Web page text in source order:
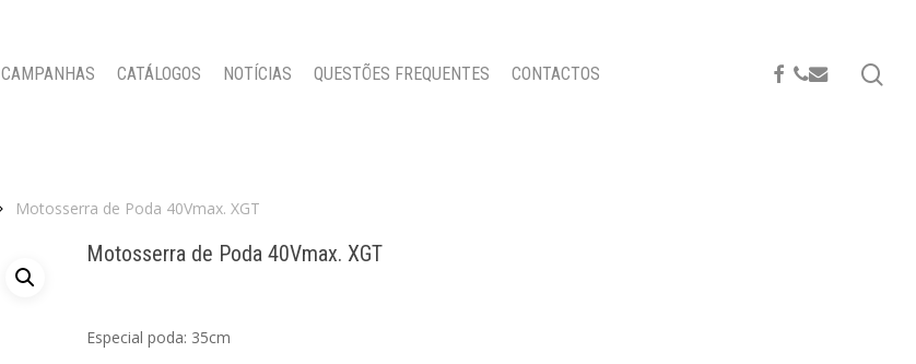
CAMPANHAS CATÁLOGOS NOTÍCIAS QUESTÕES FREQUENTES CONTACTOS FACEBOOK
PHONE
EMAIL
Motosserra de Poda 40Vmax. XGT
Motosserra de Poda 40Vmax. XGT
Especial poda: 35cm